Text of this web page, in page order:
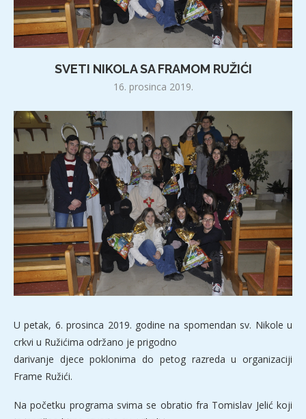
SVETI NIKOLA SA FRAMOM RUŽIĆI
16. prosinca 2019.
U petak, 6. prosinca 2019. godine na spomendan sv. Nikole u
crkvi u Ružićima održano je prigodno
darivanje djece poklonima do petog razreda u organizaciji
Frame Ružići.
Na početku programa svima se obratio fra Tomislav Jelić koji